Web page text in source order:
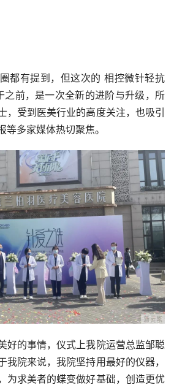
都有提到，但这次的 相控微针轻抗
前，是一次全新的进阶与升级，所
，受到医美行业的高度关注，也吸引
多家媒体热切聚焦。
好的事情，仪式上我院运营总监邹聪
我院来说，我院坚持用最好的仪器，
为求美者的蝶变做好基础，创造更优